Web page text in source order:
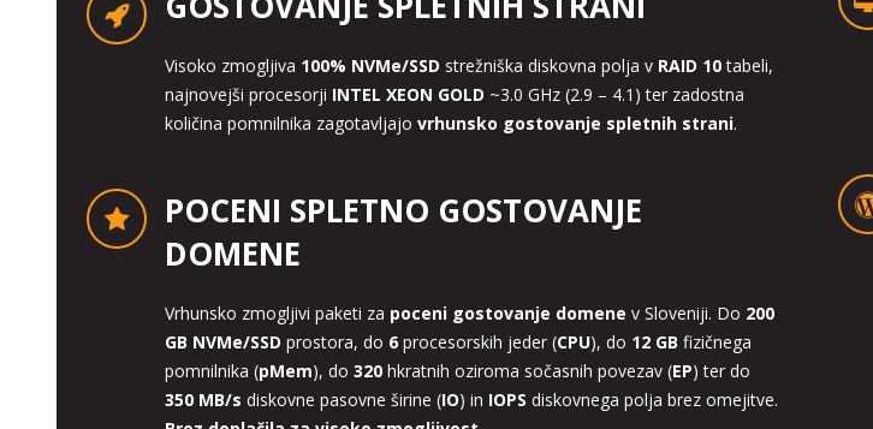
Visoko zmogljiva 100% NVMe/SSD strežniška diskovna polja v RAID 10tabeli,
najnovejši procesorji INTEL XEON GOLD ~3.0 GHz (2.9 – 4.1) ter zadostna
količina pomnilnika zagotavljajo vrhunsko gostovanje spletnih strani.
POCENI SPLETNO GOSTOVANJE
DOMENE
Vrhunsko zmogljivi paketi za poceni gostovanje domene v Sloveniji. Do 200
GB NVMe/SSD prostora, do 6 procesorskih jeder (CPU), do 12 GB fizičnega
pomnilnika (pMem), do 320 hkratnih oziroma sočasnih povezav (EP) ter do
350 MB/s diskovne pasovne širine (IO) in IOPS diskovnega polja brez omejitve.